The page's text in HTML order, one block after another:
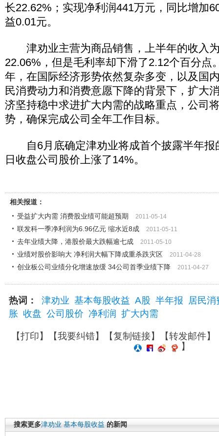
长22.62%；实现净利润441万元，同比增加
益0.01元。
津劝业主营为商品销售，上半年的收入
22.06%，但是毛利率却下滑了2.12个百分点
年，在国际经济形势依然复杂多变，以及国
民消费动力和消费意愿下降的背景下，扩大
济坚持稳中求进扩大内需的战略重点，公司
势，确保完成公司全年工作目标。
自6月底确定津劝业将成首个披露半年报
日收盘公司股价上涨了14%。
相关报道：
受益扩大内需 消费股业绩可能超预期
2011-05-14
联发科一季净利润为6.96亿元 缩水近8成 2011-05-11
去年业绩大降，港股价最大跌幅逾七成 2011-05-10
业绩对股价影响大 净利润大幅下降成重杀跌灾区 2011-04-28
创业板公司业绩分化增速放缓 34公司首季业绩下降 2011-04-27
热词： 津劝业 基本每股收益 A股 半年报
居民消
胀 收盘 公司股价 净利润 扩大内需
【打印】【我要纠错】【复制链接】【转发邮件】
】
搜索更多津劝业 基本每股收益 的新闻